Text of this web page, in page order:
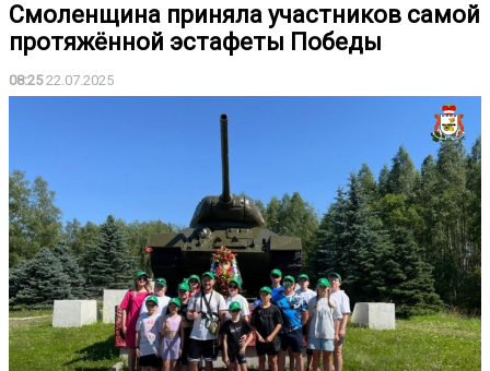
Смоленщина приняла участников самой
протяжённой эстафеты Победы
08:2522.07.2025